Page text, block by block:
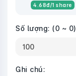
4.68đ/1 share
Số lượng: (0 ~ 0)
Ghi chú: